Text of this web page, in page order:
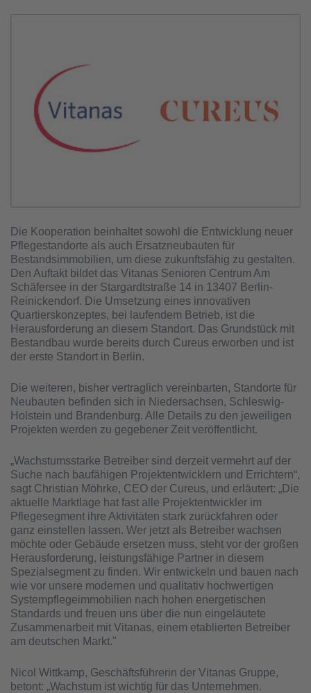
Die Kooperation beinhaltet sowohl die Entwicklung neuer
Pflegestandorte als auch Ersatzneubauten für
Bestandsimmobilien, um diese zukunftsfähig zu gestalten.
Den Auftakt bildet das Vitanas Senioren Centrum Am
Schäfersee in der Stargardtstraße 14 in 13407 Berlin-
Reinickendorf. Die Umsetzung eines innovativen
Quartierskonzeptes, bei laufendem Betrieb, ist die
Herausforderung an diesem Standort. Das Grundstück mit
Bestandbau wurde bereits durch Cureus erworben und ist
der erste Standort in Berlin.
Die weiteren, bisher vertraglich vereinbarten, Standorte für
Neubauten befinden sich in Niedersachsen, Schleswig-
Holstein und Brandenburg. Alle Details zu den jeweiligen
Projekten werden zu gegebener Zeit veröffentlicht.
„Wachstumsstarke Betreiber sind derzeit vermehrt auf der
Suche nach baufähigen Projektentwicklern und Errichtern“,
sagt Christian Möhrke, CEO der Cureus, und erläutert: „Die
aktuelle Marktlage hat fast alle Projektentwickler im
Pflegesegment ihre Aktivitäten stark zurückfahren oder
ganz einstellen lassen. Wer jetzt als Betreiber wachsen
möchte oder Gebäude ersetzen muss, steht vor der großen
Herausforderung, leistungsfähige Partner in diesem
Spezialsegment zu finden. Wir entwickeln und bauen nach
wie vor unsere modernen und qualitativ hochwertigen
Systempflegeimmobilien nach hohen energetischen
Standards und freuen uns über die nun eingeläutete
Zusammenarbeit mit Vitanas, einem etablierten Betreiber
am deutschen Markt."
Nicol Wittkamp, Geschäftsführerin der Vitanas Gruppe,
betont: „Wachstum ist wichtig für das Unternehmen.